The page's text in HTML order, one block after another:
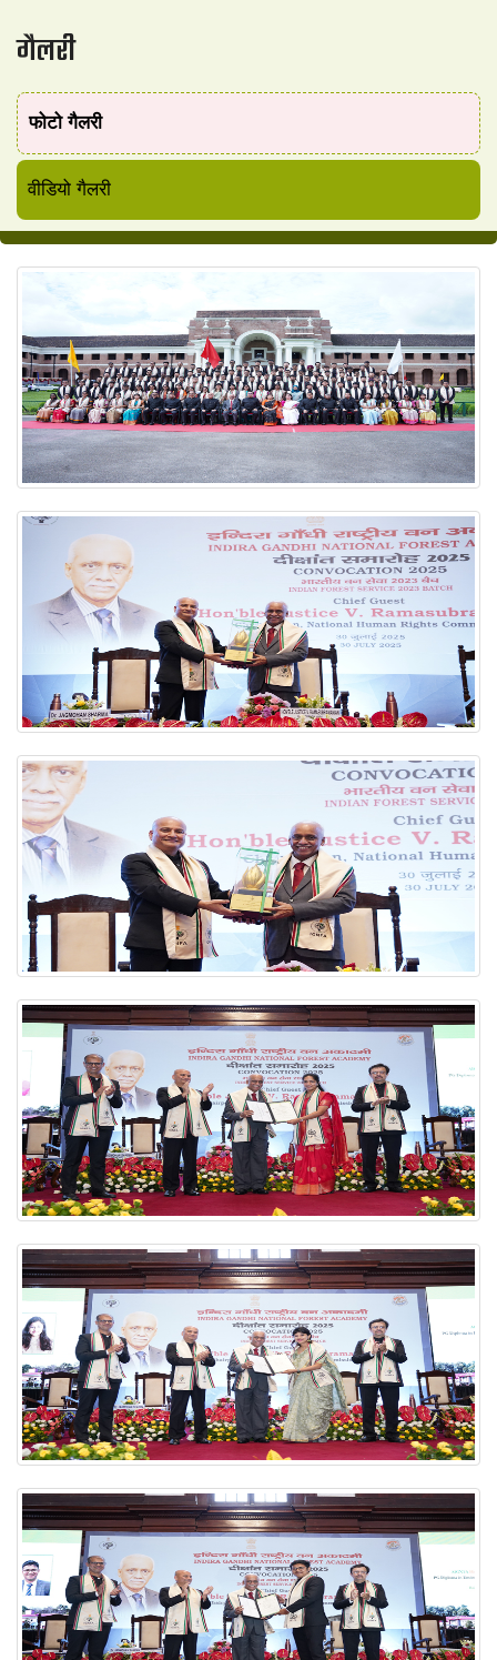
गैलरी
फोटो गैलरी
वीडियो गैलरी